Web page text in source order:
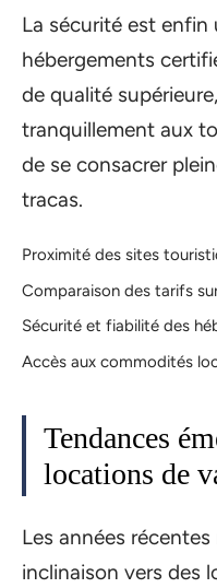
La sécurité est enfin
hébergements
de qualité
tranquillement aux
de se consacrer
tracas.
Proximité des sites
Comparaison des tarifs
Sécurité et fiabilité des
Accès aux commodités
Tendances
locations de
Les années
inclinaison vers des